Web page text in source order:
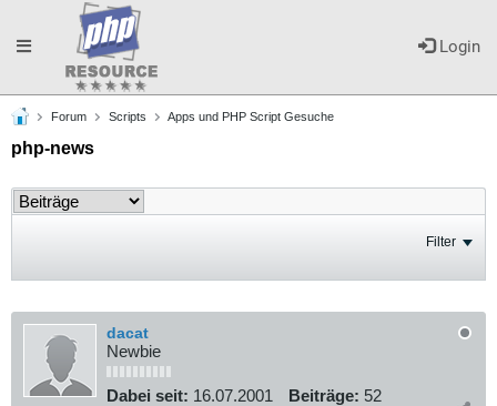
Login
Toggle
navigation
Forum Scripts Apps und PHP Script Gesuche
php-news
Filter
dacat
Newbie
Dabei seit: 16.07.2001 Beiträge: 52